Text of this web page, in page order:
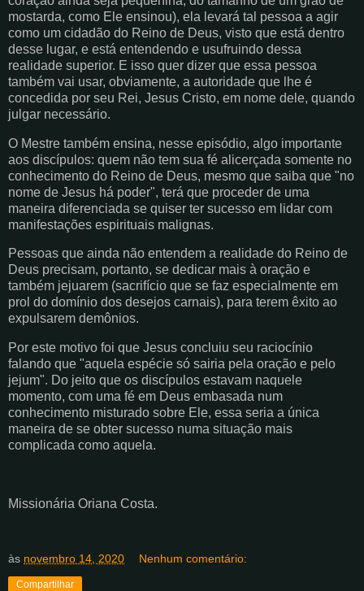
mostarda, como Ele ensinou), ela levará tal pessoa a agir
como um cidadão do Reino de Deus, visto que está dentro
desse lugar, e está entendendo e usufruindo dessa
realidade superior. E isso quer dizer que essa pessoa
também vai usar, obviamente, a autoridade que lhe é
concedida por seu Rei, Jesus Cristo, em nome dele, quando
julgar necessário.
O Mestre também ensina, nesse episódio, algo importante
aos discípulos: quem não tem sua fé alicerçada somente no
conhecimento do Reino de Deus, mesmo que saiba que "no
nome de Jesus há poder", terá que proceder de uma
maneira diferenciada se quiser ter sucesso em lidar com
manifestações espirituais malignas.
Pessoas que ainda não entendem a realidade do Reino de
Deus precisam, portanto, se dedicar mais à oração e
também jejuarem (sacrifício que se faz especialmente em
prol do domínio dos desejos carnais), para terem êxito ao
expulsarem demônios.
Por este motivo foi que Jesus concluiu seu raciocínio
falando que "aquela espécie só sairia pela oração e pelo
jejum". Do jeito que os discípulos estavam naquele
momento, com uma fé em Deus embasada num
conhecimento misturado sobre Ele, essa seria a única
maneira de se obter sucesso numa situação mais
complicada como aquela.
Missionária Oriana Costa.
às novembro 14, 2020 Nenhum comentário:
Compartilhar